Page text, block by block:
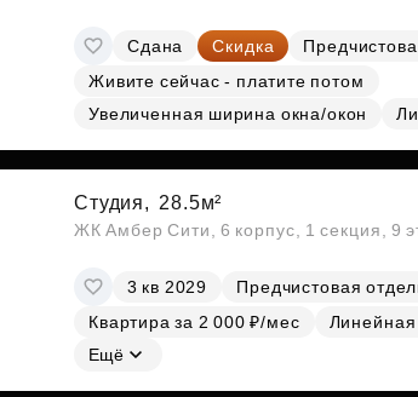
Сдана Скидка
Живите сейчас - платите потом
Увеличенная ширина окна/окон
Студия, 28.5м²
ЖК Амбер Сити, 6 корпус, 1 секция, 9
3 кв 2029 Предчистовая
Квартира за 2 000 ₽/мес
Линейная
Ещё